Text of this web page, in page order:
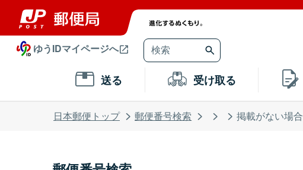
ゆうIDマイページへ
送る 受け取る
日本郵便トップ 郵便番号検索 掲載がない場合